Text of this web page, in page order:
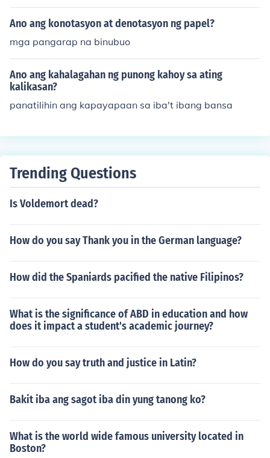
Ano ang konotasyon at denotasyon ng papel?
mga pangarap na binubuo
Ano ang kahalagahan ng punong kahoy sa ating
kalikasan?
panatilihin ang kapayapaan sa iba't ibang bansa
Trending Questions
Is Voldemort dead?
How do you say Thank you in the German language?
How did the Spaniards pacified the native Filipinos?
What is the significance of ABD in education and how
does it impact a student's academic journey?
How do you say truth and justice in Latin?
Bakit iba ang sagot iba din yung tanong ko?
What is the world wide famous university located in
Boston?